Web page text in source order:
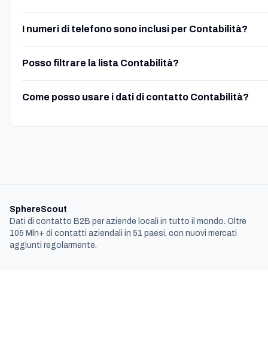
I numeri di telefono sono inclusi per Contabilità?
Posso filtrare la lista Contabilità?
Come posso usare i dati di contatto Contabilità?
SphereScout
Dati di contatto B2B per aziende locali in tutto il mondo. Oltre
105 Mln+ di contatti aziendali in 51 paesi, con nuovi mercati
aggiunti regolarmente.